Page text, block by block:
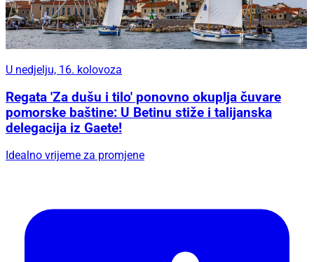
U nedjelju, 16. kolovoza
Regata 'Za dušu i tilo' ponovno okuplja čuvare
pomorske baštine: U Betinu stiže i talijanska
delegacija iz Gaete!
Idealno vrijeme za promjene